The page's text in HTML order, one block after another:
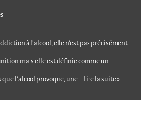
à l’alcool, elle n’est pas précisément
mais elle est définie comme un
l’alcool provoque, une… Lire la suite »